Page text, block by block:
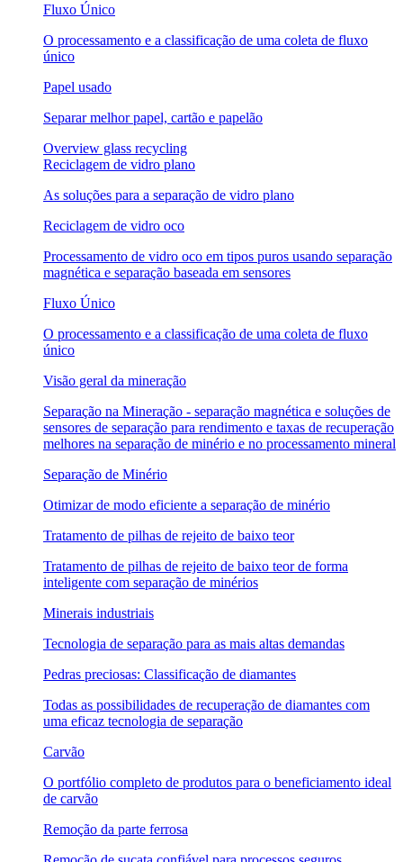
Fluxo Único
O processamento e a classificação de uma coleta de fluxo
único
Papel usado
Separar melhor papel, cartão e papelão
Overview glass recycling
Reciclagem de vidro plano
As soluções para a separação de vidro plano
Reciclagem de vidro oco
Processamento de vidro oco em tipos puros usando separação
magnética e separação baseada em sensores
Fluxo Único
O processamento e a classificação de uma coleta de fluxo
único
Visão geral da mineração
Separação na Mineração - separação magnética e soluções de
sensores de separação para rendimento e taxas de recuperação
melhores na separação de minério e no processamento mineral
Separação de Minério
Otimizar de modo eficiente a separação de minério
Tratamento de pilhas de rejeito de baixo teor
Tratamento de pilhas de rejeito de baixo teor de forma
inteligente com separação de minérios
Minerais industriais
Tecnologia de separação para as mais altas demandas
Pedras preciosas: Classificação de diamantes
Todas as possibilidades de recuperação de diamantes com
uma eficaz tecnologia de separação
Carvão
O portfólio completo de produtos para o beneficiamento ideal
de carvão
Remoção da parte ferrosa